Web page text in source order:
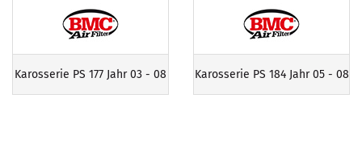
Karosserie PS 177 Jahr 03 - 08 Karosserie PS 184 Jahr 05 - 08